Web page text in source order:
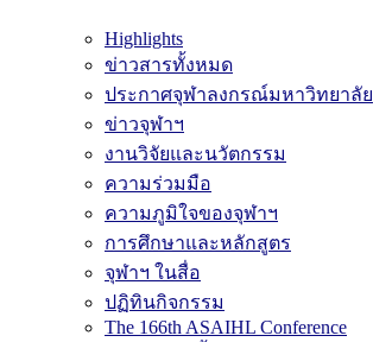
Highlights
ข่าวสารทั้งหมด
ประกาศจุฬาลงกรณ์มหาวิทยาลัย
ข่าวจุฬาฯ
งานวิจัยและนวัตกรรม
ความร่วมมือ
ความภูมิใจของจุฬาฯ
การศึกษาและหลักสูตร
จุฬาฯ ในสื่อ
ปฏิทินกิจกรรม
The 166th ASAIHL Conference